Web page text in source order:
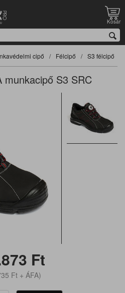
Kosár
cipő Félcipő S3 félcipő
munkacipő S3 SRC
Ft
Ft+ ÁFA)